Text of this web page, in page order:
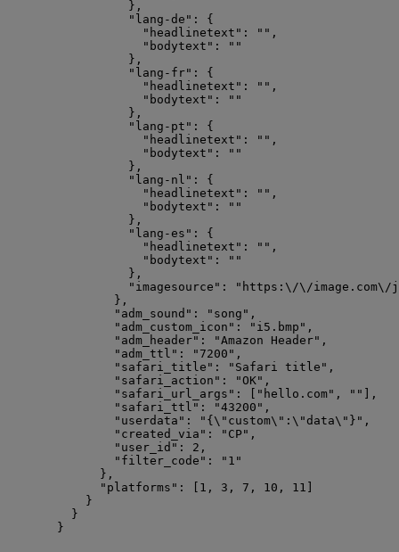
},
"lang-de" : {
"headlinetext" : "" ,
"bodytext" :
""
},
"lang-fr" : {
"headlinetext" : "" ,
"bodytext" :
""
},
"lang-pt" : {
"headlinetext" : "" ,
"bodytext" :
""
},
"lang-nl" : {
"headlinetext" : "" ,
"bodytext" :
""
},
"lang-es" : {
"headlinetext" : "" ,
"bodytext" :
""
},
"imagesource" : " https: \/\/image.com\/
},
"adm_sound" : " song " ,
"adm_custom_icon" : " i5.bmp " ,
"adm_header" : "Amazon Header" ,
"adm_ttl" : " 7200 " ,
"safari_title" : " Safari title " ,
"safari_action" : "OK" ,
"safari_url_args" : [ " hello.com" , ""
],
"safari_ttl" : "43200 " ,
"userdata" : " { \" custom\" : \"data\" } " ,
"created_via" : " CP " ,
"user_id" : 2 ,
"filter_code" : " 1 "
},
"platforms" : [ 1 , 3 , 7 , 10 , 11
}
}
}